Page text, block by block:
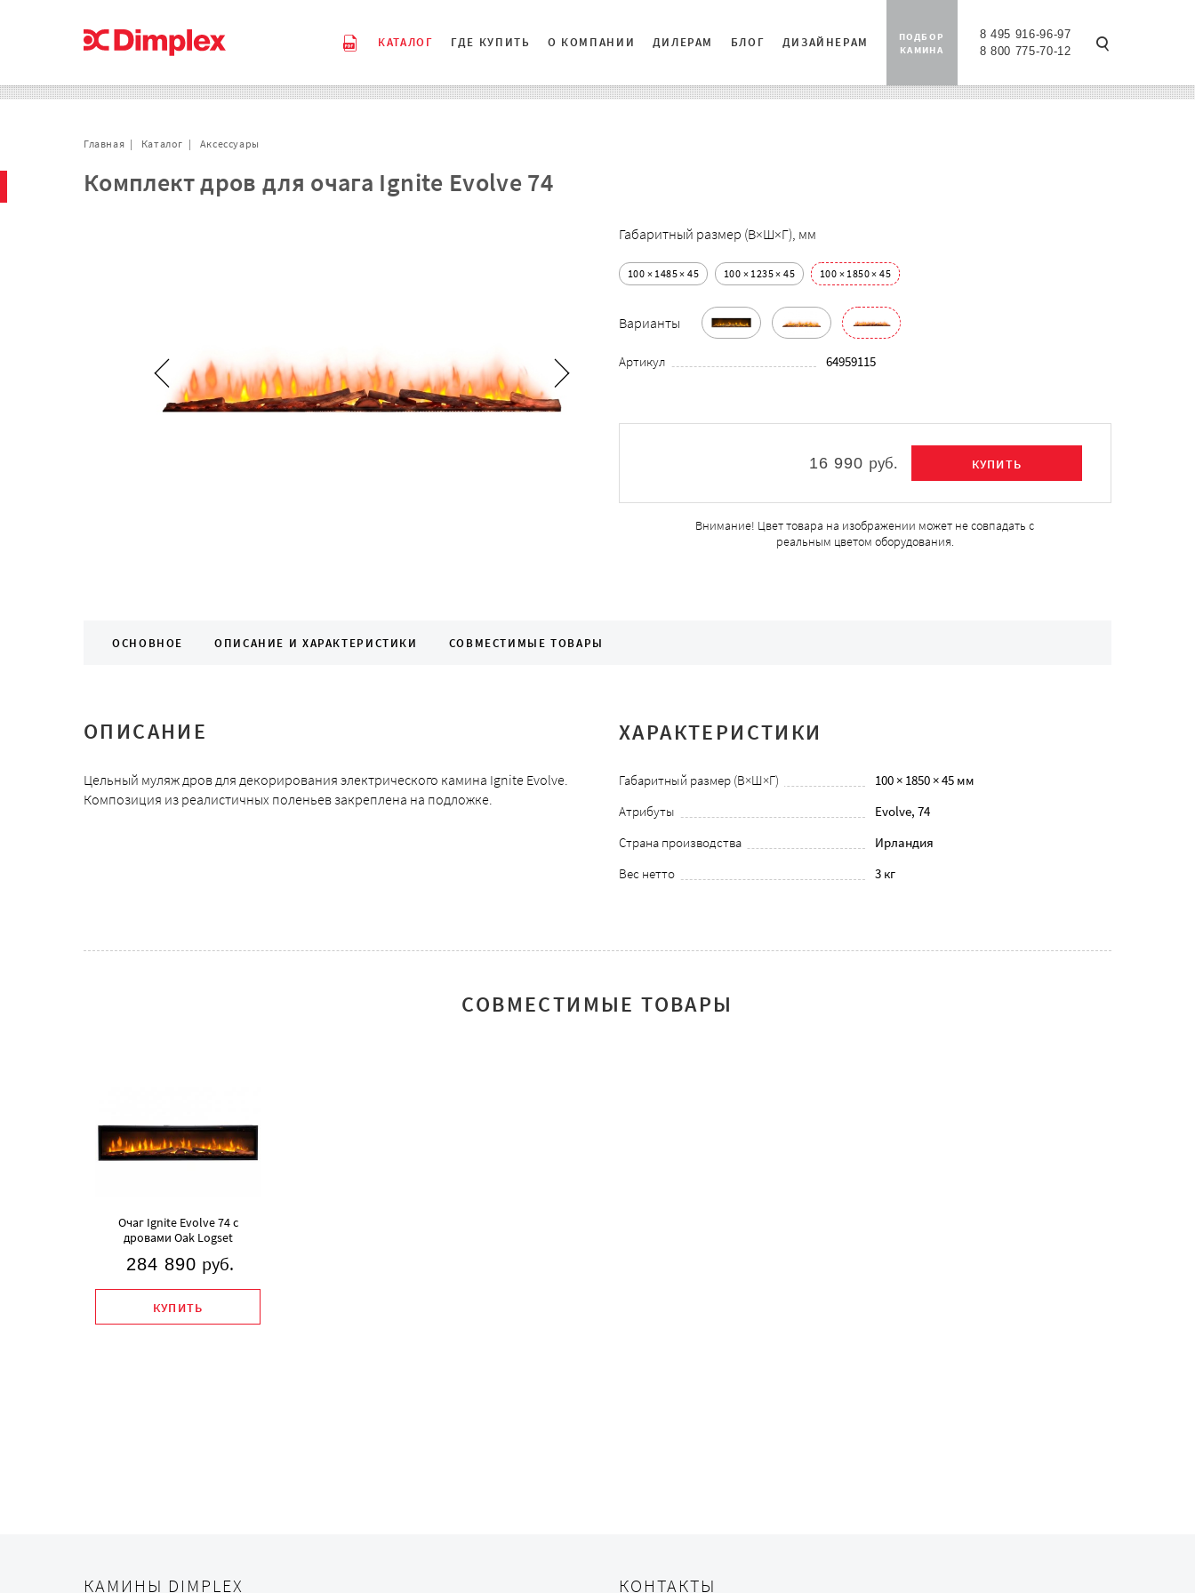
КАТАЛОГ ГДЕ КУПИТЬ О КОМПАНИИ ДИЛЕРАМ БЛОГ ДИЗАЙНЕРАМ
ПОДБОР
КАМИНА
8 495 916-96-97
8 800 775-70-12
Главная Каталог Аксессуары
Комплект дров для очага Ignite Evolve 74
Габаритный размер (В×Ш×Г), мм
100 × 1485 × 45 100 × 1235 × 45 100 × 1850 × 45
Варианты
Артикул 64959115
16 990 руб.
Внимание! Цвет товара на изображении может не совпадать с
реальным цветом оборудования.
ОСНОВНОЕ ОПИСАНИЕ И ХАРАКТЕРИСТИКИ СОВМЕСТИМЫЕ ТОВАРЫ
ОПИСАНИЕ
Цельный муляж дров для декорирования электрического камина Ignite Evolve.
Композиция из реалистичных поленьев закреплена на подложке.
ХАРАКТЕРИСТИКИ
Габаритный размер (В×Ш×Г)
100 × 1850 × 45 мм
Атрибуты
Evolve, 74
Страна производства
Ирландия
Вес нетто
3 кг
СОВМЕСТИМЫЕ ТОВАРЫ
Очаг Ignite Evolve 74 с
дровами Oak Logset
284 890 руб.
КАМИНЫ DIMPLEX КОНТАКТЫ